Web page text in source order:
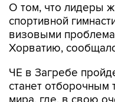
О том, что лидеры
спортивной
визовыми
Хорватию,
ЧЕ в Загребе
станет отборочным